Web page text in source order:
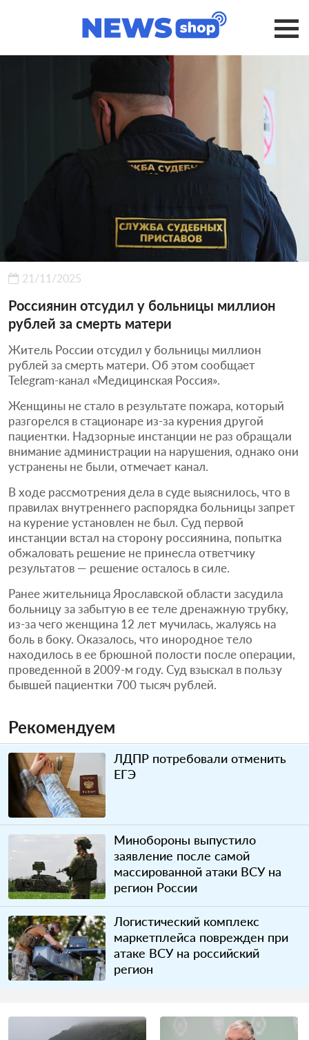
21/11/2025
Россиянин отсудил у больницы миллион
рублей за смерть матери
Житель России отсудил у больницы миллион
рублей за смерть матери. Об этом сообщает
Telegram-канал «Медицинская Россия».
Женщины не стало в результате пожара, который
разгорелся в стационаре из-за курения другой
пациентки. Надзорные инстанции не раз обращали
внимание администрации на нарушения, однако они
устранены не были, отмечает канал.
В ходе рассмотрения дела в суде выяснилось, что в
правилах внутреннего распорядка больницы запрет
на курение установлен не был. Суд первой
инстанции встал на сторону россиянина, попытка
обжаловать решение не принесла ответчику
результатов — решение осталось в силе.
Ранее жительница Ярославской области засудила
больницу за забытую в ее теле дренажную трубку,
из-за чего женщина 12 лет мучилась, жалуясь на
боль в боку. Оказалось, что инородное тело
находилось в ее брюшной полости после операции,
проведенной в 2009-м году. Суд взыскал в пользу
бывшей пациентки 700 тысяч рублей.
Рекомендуем
ЛДПР потребовали отменить
ЕГЭ
Минобороны выпустило
заявление после самой
массированной атаки ВСУ на
регион России
Логистический комплекс
маркетплейса поврежден при
атаке ВСУ на российский
регион